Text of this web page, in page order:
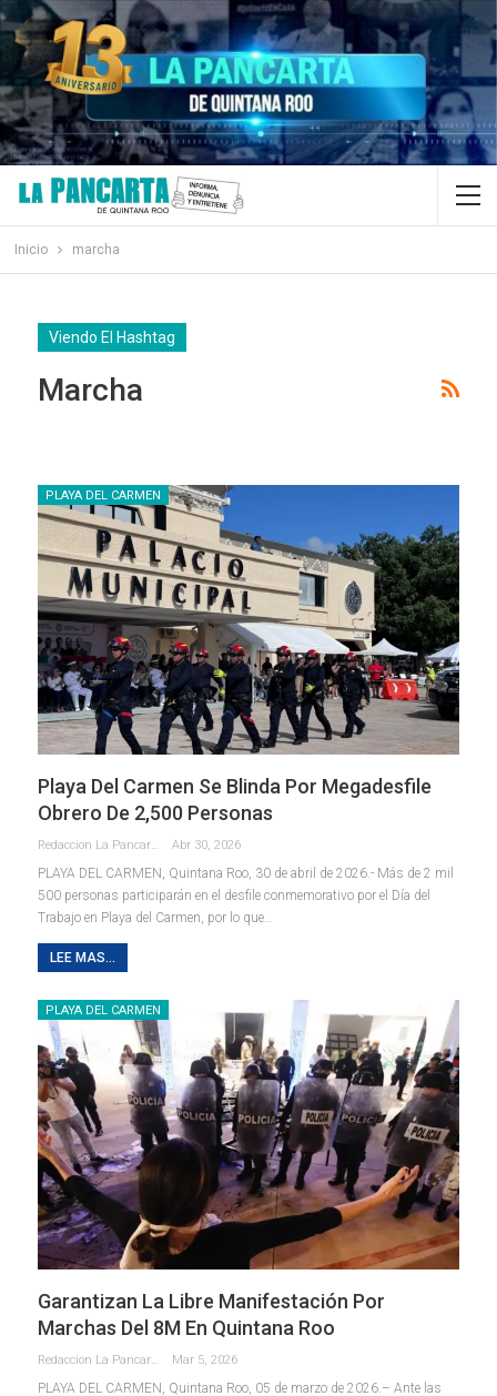
Inicio marcha
Viendo El Hashtag
Marcha
PLAYA DEL CARMEN
Playa Del Carmen Se Blinda Por Megadesfile
Obrero De 2,500 Personas
Redaccion La Pancarta De Quintana Roo Abr 30, 2026
PLAYA DEL CARMEN, Quintana Roo, 30 de abril de 2026.- Más de 2 mil
500 personas participarán en el desfile conmemorativo por el Día del
Trabajo en Playa del Carmen, por lo que…
LEE MAS...
PLAYA DEL CARMEN
Garantizan La Libre Manifestación Por
Marchas Del 8M En Quintana Roo
Redaccion La Pancarta De Quintana Roo Mar 5, 2026
PLAYA DEL CARMEN, Quintana Roo, 05 de marzo de 2026.– Ante las